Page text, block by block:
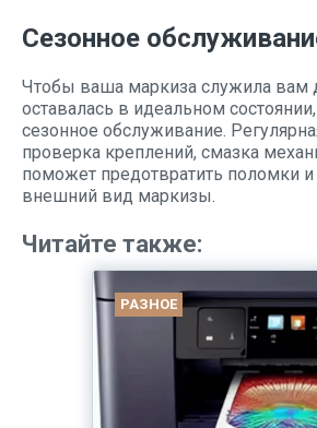
Сезонное
Чтобы ваша маркиза служила вам
оставалась в идеальном
сезонное обслуживание.
проверка креплений, смазка
поможет предотвратить поломки и
внешний вид маркизы.
Читайте также:
РАЗНОЕ